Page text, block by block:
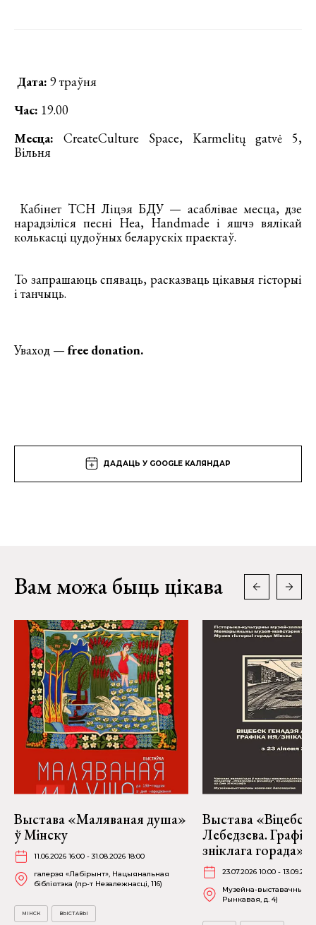
Дата: 9 траўня
Час: 19.00
Месца: CreateCulture Space, Karmelitų gatvė 5,
Вільня
Кабінет ТСН Ліцэя БДУ — асаблівае месца, дзе
нарадзіліся песні Неа, Handmade і яшчэ вялікай
колькасці цудоўных беларускіх праектаў.
То запрашаюць спяваць, расказваць цікавыя гісторыі
і танчыць.
Уваход —free donation.
ДАДАЦЬ У GOOGLE КАЛЯНДАР
Вам можа быць цікава
Выстава «Маляваная душа»
ў Мінску
11.06.2026 16:00 - 31.08.2026 18:00
галерэя «Лабірынт», Нацыянальная
бібліятэка (пр-т Незалежнасці, 116)
МІНСК ВЫСТАВЫ
Выстава «Віцебск
Лебедзева.
зніклага горада»
23.07.2026 10:00 -
Музейна-выставачны
Рынкавая, д. 4)